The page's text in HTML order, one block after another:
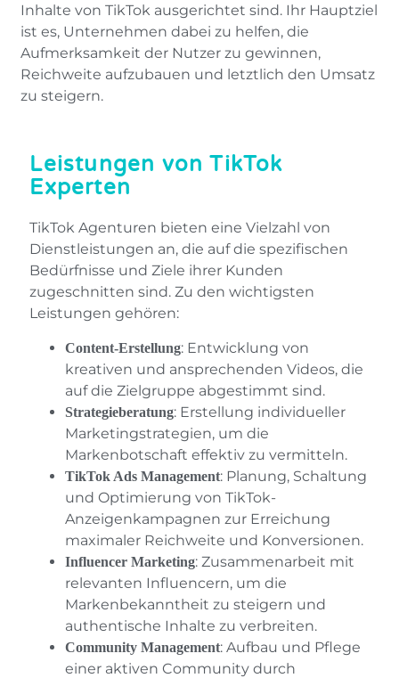
Inhalte von TikTok ausgerichtet sind. Ihr Hauptziel
ist es, Unternehmen dabei zu helfen, die
Aufmerksamkeit der Nutzer zu gewinnen,
Reichweite aufzubauen und letztlich den Umsatz
zu steigern.
Leistungen von TikTok
Experten
TikTok Agenturen bieten eine Vielzahl von
Dienstleistungen an, die auf die spezifischen
Bedürfnisse und Ziele ihrer Kunden
zugeschnitten sind. Zu den wichtigsten
Leistungen gehören:
Content-Erstellung: Entwicklung von
kreativen und ansprechenden Videos, die
auf die Zielgruppe abgestimmt sind.
Strategieberatung: Erstellung individueller
Marketingstrategien, um die
Markenbotschaft effektiv zu vermitteln.
TikTok Ads Management: Planung, Schaltung
und Optimierung von TikTok-
Anzeigenkampagnen zur Erreichung
maximaler Reichweite und Konversionen.
Influencer Marketing: Zusammenarbeit mit
relevanten Influencern, um die
Markenbekanntheit zu steigern und
authentische Inhalte zu verbreiten.
Community Management: Aufbau und Pflege
einer aktiven Community durch